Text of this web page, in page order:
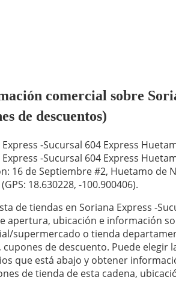
comercial sobre
de descuentos)
-Sucursal 604 Express
-Sucursal 604 Express
16 de Septiembre #2, Huetamo de
18.630228, -100.900406).
de tiendas en Soriana Express -
apertura, ubicación e información
supermercado o tienda
cupones de descuento. Puede elegir
que está abajo y obtener
de tienda de esta cadena,